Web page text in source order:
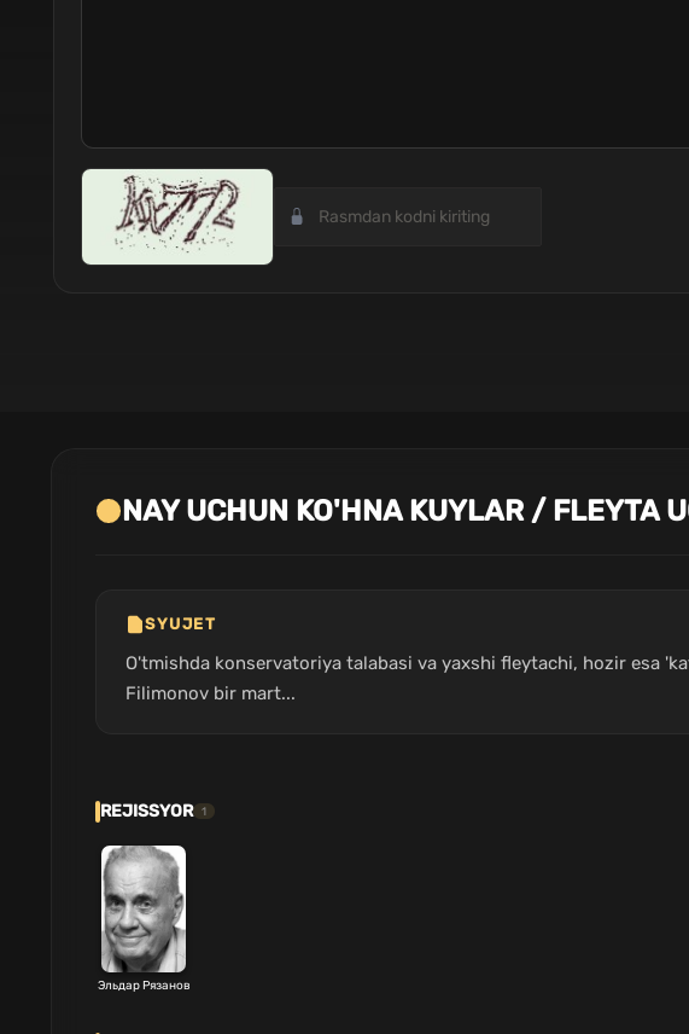
NAY UCHUN KO'HNA KUYLAR / FLEYTA
SYUJET
O'tmishda konservatoriya talabasi va yaxshi fleytachi, hozir esa
Filimonov bir mart...
REJISSYOR 1
Эльдар Рязанов